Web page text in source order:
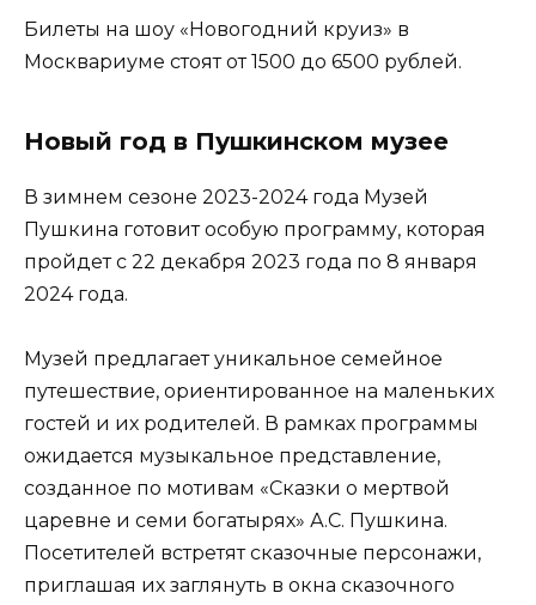
Билеты на шоу «Новогодний круиз» в
Москвариуме стоят от 1500 до 6500 рублей.
Новый год в Пушкинском музее
В зимнем сезоне 2023-2024 года Музей
Пушкина готовит особую программу, которая
пройдет с 22 декабря 2023 года по 8 января
2024 года.
Музей предлагает уникальное семейное
путешествие, ориентированное на маленьких
гостей и их родителей. В рамках программы
ожидается музыкальное представление,
созданное по мотивам «Сказки о мертвой
царевне и семи богатырях» А.С. Пушкина.
Посетителей встретят сказочные персонажи,
приглашая их заглянуть в окна сказочного